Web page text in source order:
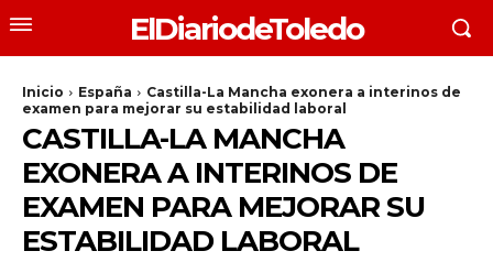
ElDiariodeToledo
Inicio España
Castilla-La Mancha exonera a interinos de
examen para mejorar su estabilidad laboral
CASTILLA-LA MANCHA
EXONERA A INTERINOS DE
EXAMEN PARA MEJORAR SU
ESTABILIDAD LABORAL